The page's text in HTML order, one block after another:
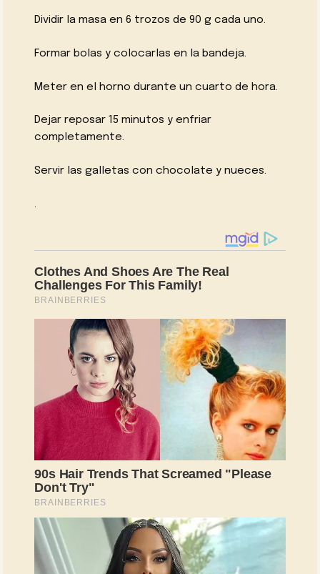
Dividir la masa en 6 trozos de 90 g cada uno.
Formar bolas y colocarlas en la bandeja.
Meter en el horno durante un cuarto de hora.
Dejar reposar 15 minutos y enfriar
completamente.
Servir las galletas con chocolate y nueces.
.